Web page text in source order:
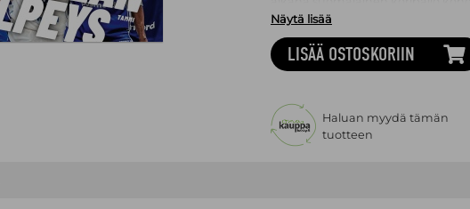
mitalipeleihin ja salamavalojen
joukkueen tarinassa merkittäviä
Dettmannista Hanno Möttölään,
Sasu Salinista Lauri Markkaseen.
on
ja sisältää neljä kokonaan uutta
2025 Tampereen ja Riian EM-
Hippo Taatila on Susijengin
kirjoittaja, joka on pitkällä
Näytä lisää
LISÄÄ OSTOSKORIIN
Haluan myydä tämän
tuotteen